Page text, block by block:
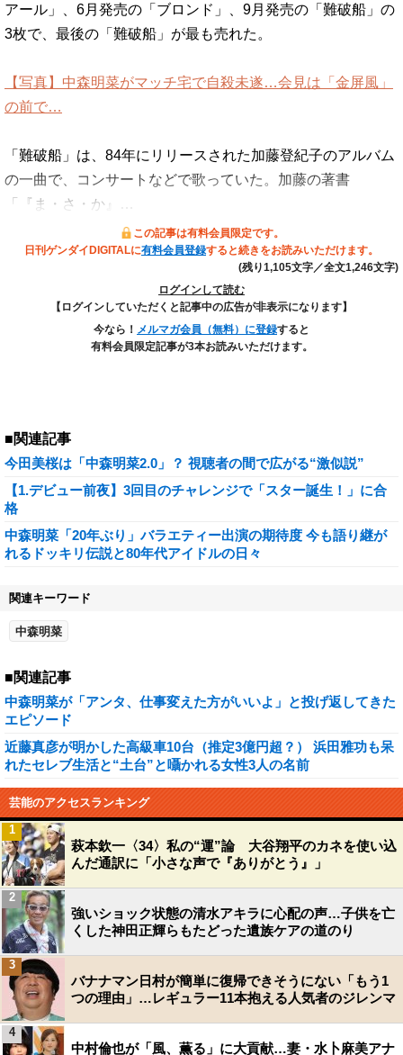
アール」、6月発売の「ブロンド」、9月発売の「難破船」の
3枚で、最後の「難破船」が最も売れた。
【写真】中森明菜がマッチ宅で自殺未遂…会見は「金屏風」
の前で…
「難破船」は、84年にリリースされた加藤登紀子のアルバム
の一曲で、コンサートなどで歌っていた。加藤の著書
「『ま・さ・か』…
この記事は有料会員限定です。
日刊ゲンダイDIGITALに有料会員登録すると続きをお読みいただけます。
(残り1,105文字／全文1,246文字)
ログインして読む
【ログインしていただくと記事中の広告が非表示になります】
今なら！ メルマガ会員（無料）に登録すると
有料会員限定記事が3本お読みいただけます。
■関連記事
今田美桜は「中森明菜2.0」？ 視聴者の間で広がる“激似説”
【1.デビュー前夜】3回目のチャレンジで「スター誕生！」に合
格
中森明菜「20年ぶり」バラエティー出演の期待度 今も語り継が
れるドッキリ伝説と80年代アイドルの日々
関連キーワード
中森明菜
■関連記事
中森明菜が「アンタ、仕事変えた方がいいよ」と投げ返してきた
エピソード
近藤真彦が明かした高級車10台（推定3億円超？） 浜田雅功も呆
れたセレブ生活と“土台”と囁かれる女性3人の名前
芸能のアクセスランキング
萩本欽一〈34〉私の“運”論 大谷翔平のカネを使い込
んだ通訳に「小さな声で『ありがとう』」
1
強いショック状態の清水アキラに心配の声…子供を亡
くした神田正輝らもたどった遺族ケアの道のり
2
バナナマン日村が簡単に復帰できそうにない「もう1
つの理由」…レギュラー11本抱える人気者のジレンマ
3
中村倫也が「風、薫る」に大貢献…妻・水卜麻美アナ
4